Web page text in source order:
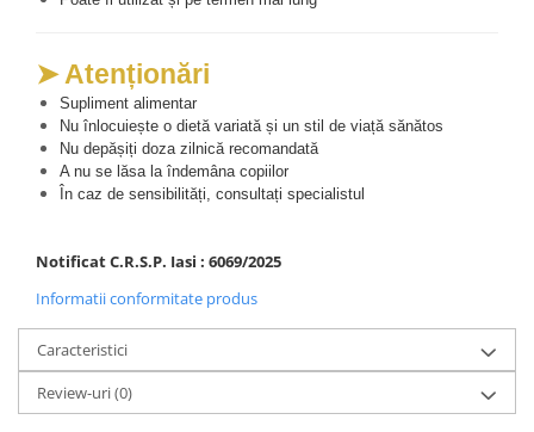
➤ Atenționări
Supliment alimentar
Nu înlocuiește o dietă variată și un stil de viață sănătos
Nu depășiți doza zilnică recomandată
A nu se lăsa la îndemâna copiilor
În caz de sensibilități, consultați specialistul
Notificat C.R.S.P. Iasi : 6069/2025
Informatii conformitate produs
Caracteristici
Review-uri(0)